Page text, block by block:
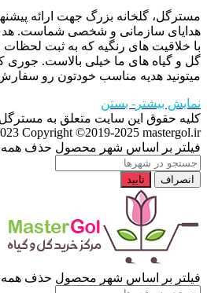
مسترگل، گلخانه بزرگ جهت ارائه
هدایای سازمانی و شخصی شماست. هدف
با خلاقیت های رنگیه که به ثبت لحظات
گل و گیاه های ما خیلی بالاست. جوری
میتونید هدیه مناسب خودتون رو
نمایش بیشتر - بستن
Copyright ©2019-2025 mastergol.ir
فیلتر بر اساس شهر محصول حذف همه
انصراف تایید
فیلتر بر اساس شهر محصول حذف همه